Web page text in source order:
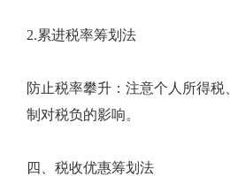
2.累进税率筹划法
防止税率攀升：注意个人所得
制对税负的影响。
四、税收优惠筹划法